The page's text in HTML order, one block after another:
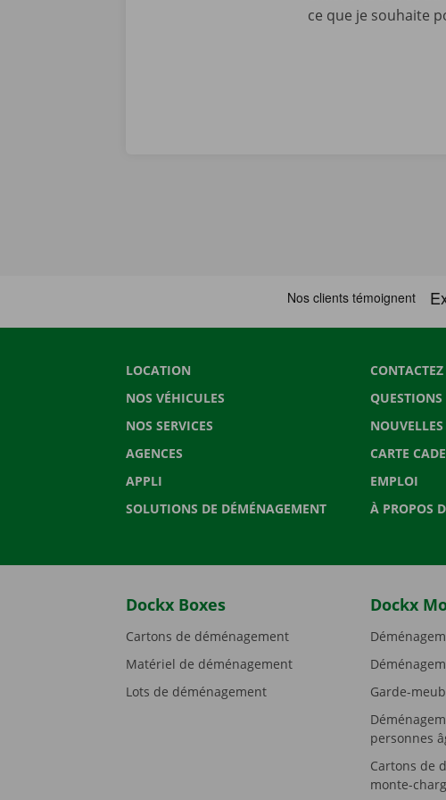
ce que je souhaite
LOCATION
NOS VÉHICULES
NOS SERVICES
AGENCES
APPLI
SOLUTIONS DE DÉMÉNAGEMENT
QUESTIONS
NOUVELLES
CARTE
EMPLOI
À PROPOS
Dockx Boxes
Cartons de déménagement
Matériel de déménagement
Lots de déménagement
Dockx
Garde-
personnes
Cartons de
monte-